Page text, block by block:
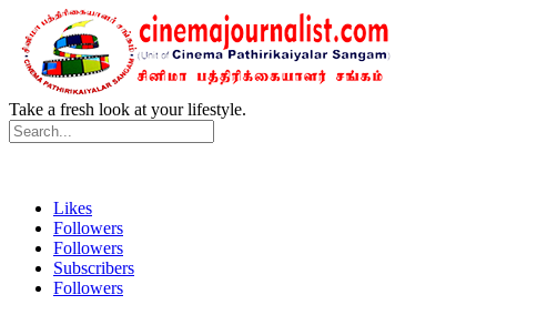
Take a fresh look at your lifestyle.
Likes
Followers
Followers
Subscribers
Followers